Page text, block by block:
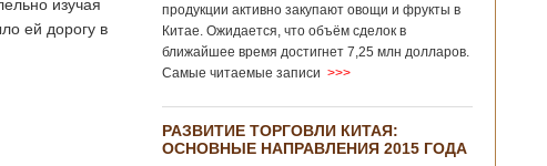
изучая
ей дорогу в
продукции активно закупают овощи и фрукты в
Китае. Ожидается, что объём сделок в
ближайшее время достигнет 7,25 млн долларов.
Самые читаемые записи >>>
РАЗВИТИЕ ТОРГОВЛИ КИТАЯ:
ОСНОВНЫЕ НАПРАВЛЕНИЯ 2015 ГОДА